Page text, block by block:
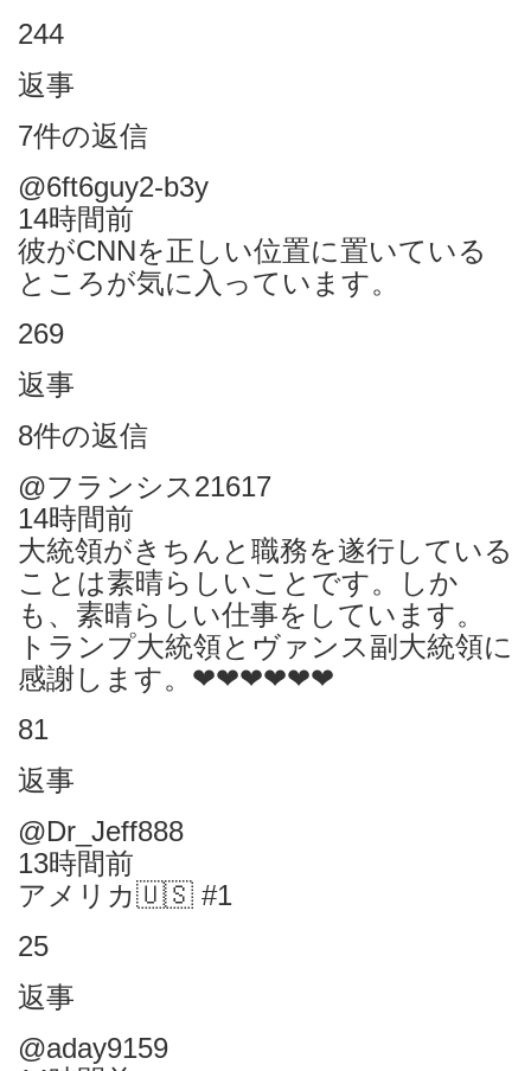
244
返事
7件の返信
@6ft6guy2-b3y
14時間前
彼がCNNを正しい位置に置いている
ところが気に入っています。
269
返事
8件の返信
@フランシス21617
14時間前
大統領がきちんと職務を遂行している
ことは素晴らしいことです。しか
も、素晴らしい仕事をしています。
トランプ大統領とヴァンス副大統領に
感謝します。❤❤❤❤❤❤
81
返事
@Dr_Jeff888
13時間前
アメリカ🇺🇸 #1
25
返事
@aday9159